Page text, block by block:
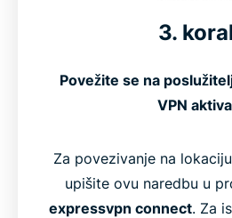
3.
Povežite se na
VPN
Za povezivanje na lokaciju
upišite ovu naredbu u
expressvpn connect. Za